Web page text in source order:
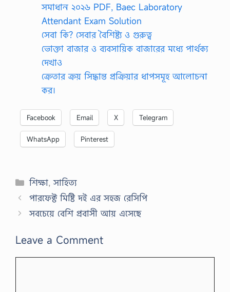
সমাধান ২০২৬ PDF, Baec Laboratory
Attendant Exam Solution
সেবা কি? সেবার বৈশিষ্ট্য ও গুরুত্ব
ভোক্তা বাজার ও ব্যবসায়িক বাজারের মধ্যে পার্থক্য
দেখাও
ক্রেতার ক্রয় সিদ্ধান্ত প্রক্রিয়ার ধাপসমূহ আলোচনা
কর।
Facebook Email X Telegram
WhatsApp Pinterest
Categories
শিক্ষা,সাহিত্য
পারফেক্ট মিষ্টি দই এর সহজ রেসিপি
সবচেয়ে বেশি প্রবাসী আয় এসেছে
Leave a Comment